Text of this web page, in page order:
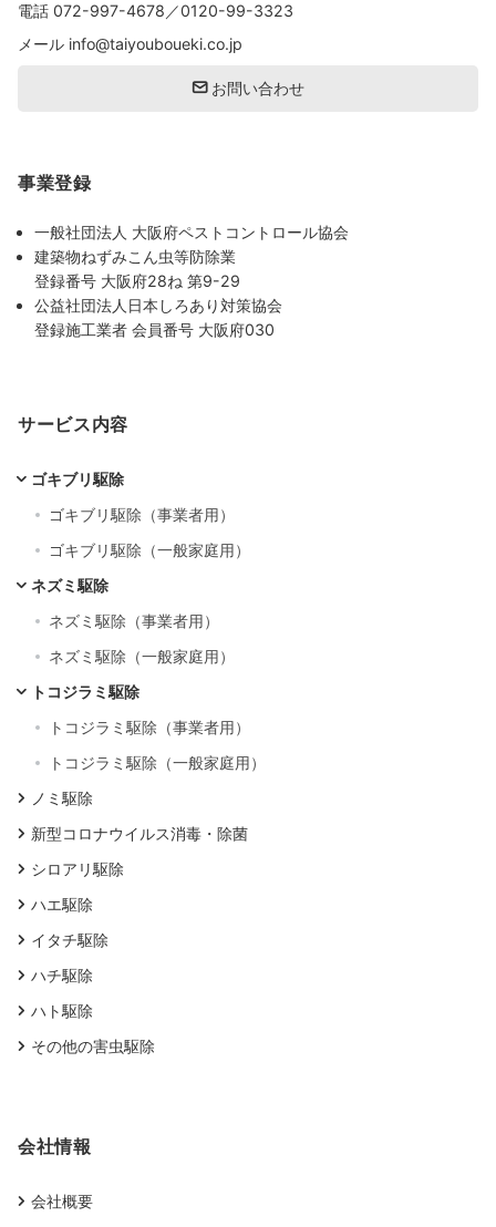
電話 072-997-4678 ／0120-99-3323
メール info@taiyouboueki.co.jp
お問い合わせ
事業登録
一般社団法人 大阪府ペストコントロール協会
建築物ねずみこん虫等防除業
登録番号 大阪府28ね 第9-29
公益社団法人日本しろあり対策協会
登録施工業者 会員番号 大阪府030
サービス内容
ゴキブリ駆除
ゴキブリ駆除（事業者用）
ゴキブリ駆除（一般家庭用）
ネズミ駆除
ネズミ駆除（事業者用）
ネズミ駆除（一般家庭用）
トコジラミ駆除
トコジラミ駆除（事業者用）
トコジラミ駆除（一般家庭用）
ノミ駆除
新型コロナウイルス消毒・除菌
シロアリ駆除
ハエ駆除
イタチ駆除
ハチ駆除
ハト駆除
その他の害虫駆除
会社情報
会社概要